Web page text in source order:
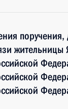
жительницы